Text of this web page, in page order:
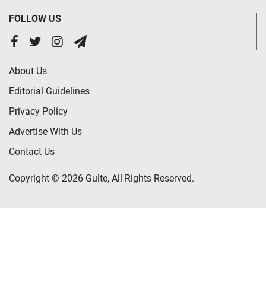
FOLLOW US
About Us
Editorial Guidelines
Privacy Policy
Advertise With Us
Contact Us
Copyright © 2026 Gulte, All Rights Reserved.